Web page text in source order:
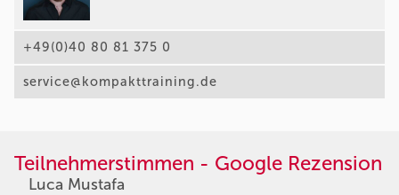
+49(0)40 80 81 375 0
service@kompakttraining.de
Teilnehmerstimmen - Google Rezension
Luca Mustafa